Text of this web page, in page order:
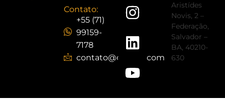
Contato:
+55 (71)
99159-
7178
contato@cristaljr.com
Aristídes
Novis, 2 –
Federação,
Salvador –
BA, 40210-
630